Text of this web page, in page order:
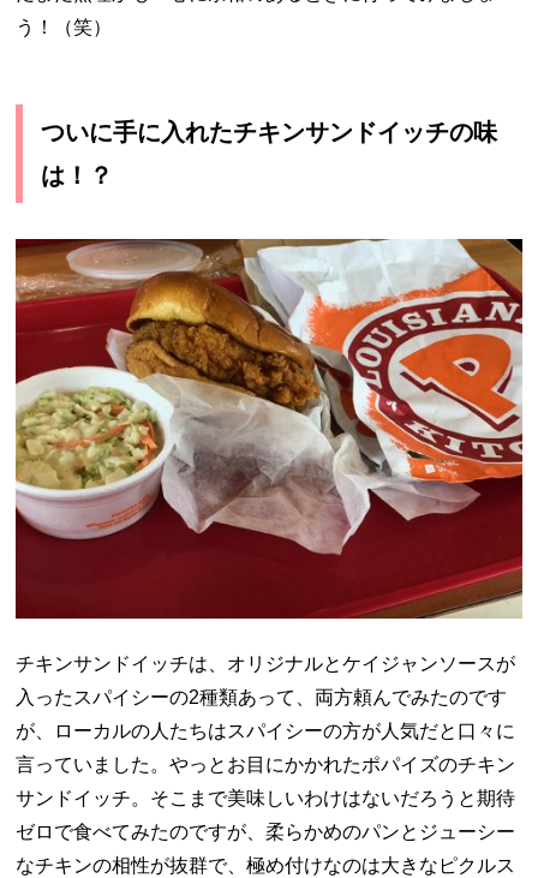
う！（笑）
ついに手に入れたチキンサンドイッチの味
は！？
チキンサンドイッチは、オリジナルとケイジャンソースが
入ったスパイシーの2種類あって、両方頼んでみたのです
が、ローカルの人たちはスパイシーの方が人気だと口々に
言っていました。やっとお目にかかれたポパイズのチキン
サンドイッチ。そこまで美味しいわけはないだろうと期待
ゼロで食べてみたのですが、柔らかめのパンとジューシー
なチキンの相性が抜群で、極め付けなのは大きなピクルス